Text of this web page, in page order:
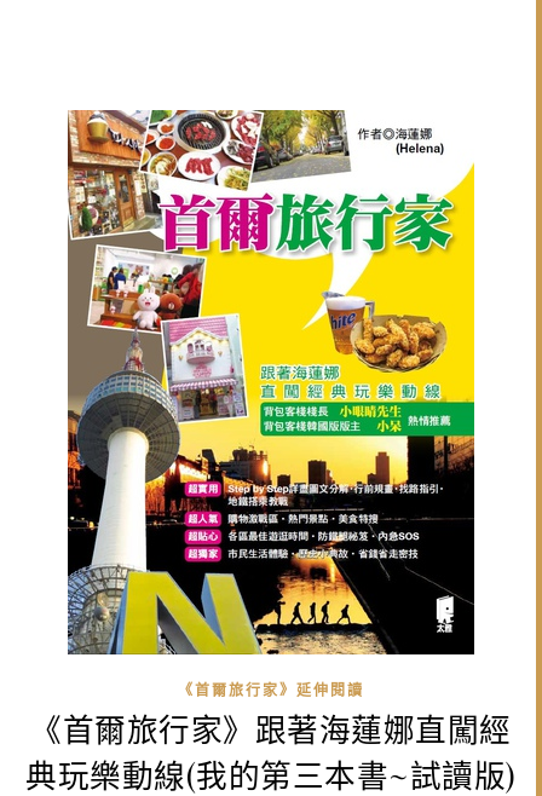
《首爾旅行家》延伸閱讀
《首爾旅行家》跟著海蓮娜直闖經
典玩樂動線(我的第三本書~試讀版)